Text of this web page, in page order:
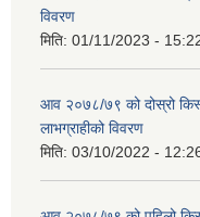
विवरण
मिति: 01/11/2023 -
आव २०७८/७९ को दोस्रो
लाभग्राहीको विवरण
मिति: 03/10/2022 -